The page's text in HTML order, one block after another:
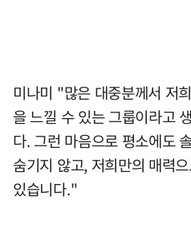
미나미 "많은 대중분께서 저
을 느낄 수 있는 그룹이라고
다. 그런 마음으로 평소에도
숨기지 않고, 저희만의 매력
있습니다."